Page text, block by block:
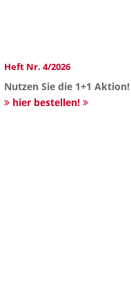
Heft Nr. 4/2026
Nutzen Sie die 1+1 Aktion!
hier bestellen!